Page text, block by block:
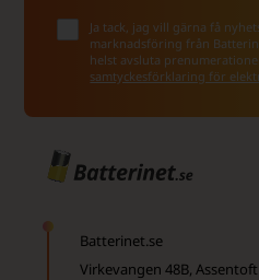
Ja tack, jag vill gärna få
marknadsföring från
helst avsluta
samtyckesförklaring för
Batterinet.se
Virkevangen 48B, Assentoft